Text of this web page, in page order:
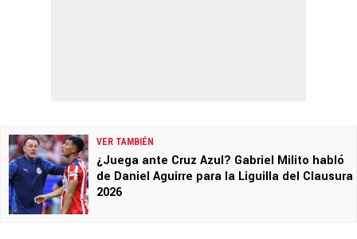
VER TAMBIÉN
¿Juega ante Cruz Azul? Gabriel Milito habló
de Daniel Aguirre para la Liguilla del Clausura
2026